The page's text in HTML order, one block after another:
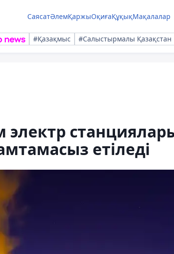
СаясатӘлемҚаржыОқиғаҚұқықМақалалар
#Қазақмыс #Салыстырмалы Қазақстан
электр
етіледі